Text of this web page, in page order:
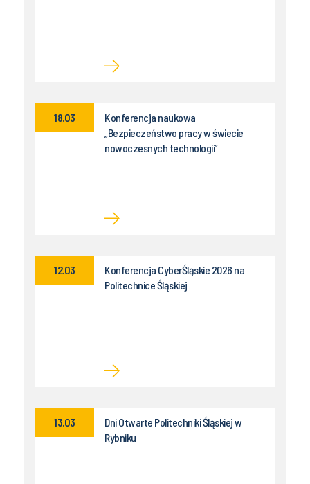
Konferencja naukowa
„Bezpieczeństwo pracy w świecie
nowoczesnych technologii”
18.03
Konferencja CyberŚląskie 2026 na
Politechnice Śląskiej
12.03
Dni Otwarte Politechniki Śląskiej w
Rybniku
13.03